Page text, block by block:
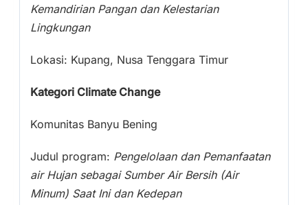
Kemandirian Pangan dan Kelestarian
Lingkungan
Lokasi: Kupang, Nusa Tenggara Timur
Kategori Climate Change
Komunitas Banyu Bening
Judul program: Pengelolaan dan Pemanfaatan
air Hujan sebagai Sumber Air Bersih (Air
Minum) Saat Ini dan Kedepan